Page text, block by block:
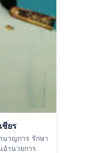
ยร
นาญการ รักษา
ำนวยการ